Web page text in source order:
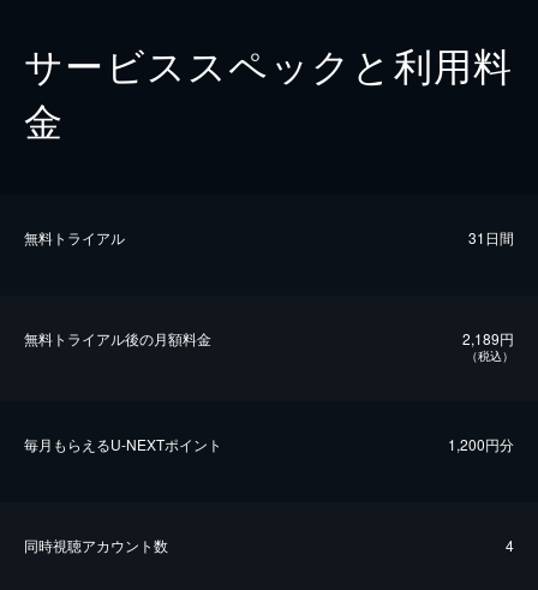
サービススペックと利用料
金
無料トライアル 31日間
無料トライアル後の⽉額料金 2,189円
（税込）
毎⽉もらえるU-NEXTポイント 1,200円分
同時視聴アカウント数 4